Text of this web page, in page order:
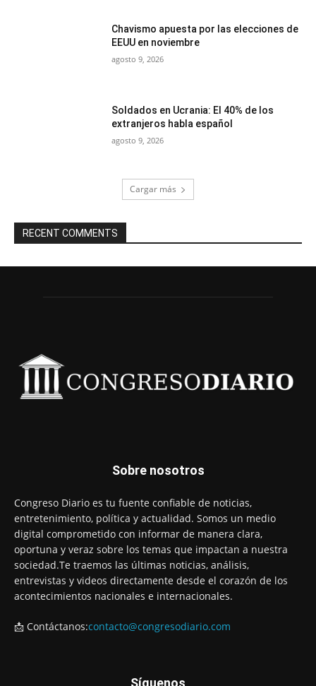
Chavismo apuesta por las elecciones de
EEUU en noviembre
agosto 9, 2026
Soldados en Ucrania: El 40% de los
extranjeros habla español
agosto 9, 2026
Cargar más
RECENT COMMENTS
Sobre nosotros
Congreso Diario es tu fuente confiable de noticias,
entretenimiento, política y actualidad. Somos un medio
digital comprometido con informar de manera clara,
oportuna y veraz sobre los temas que impactan a nuestra
sociedad.Te traemos las últimas noticias, análisis,
entrevistas y videos directamente desde el corazón de los
acontecimientos nacionales e internacionales.
📩 Contáctanos:contacto@congresodiario.com
Síguenos